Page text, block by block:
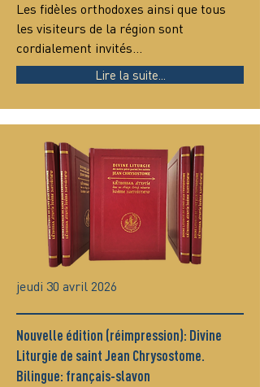
Les fidèles orthodoxes ainsi que tous
les visiteurs de la région sont
cordialement invités…
Lire la suite...
jeudi 30 avril 2026
Nouvelle édition (réimpression): Divine
Liturgie de saint Jean Chrysostome.
Bilingue: français-slavon